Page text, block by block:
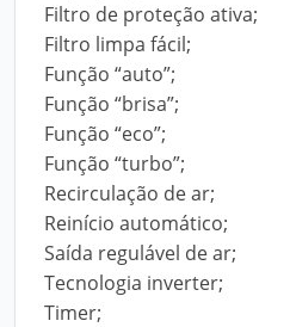
Filtro de proteção ativa;
Filtro limpa fácil;
Função “auto”;
Função “brisa”;
Função “eco”;
Função “turbo”;
Recirculação de ar;
Reinício automático;
Saída regulável de ar;
Tecnologia inverter;
Timer;